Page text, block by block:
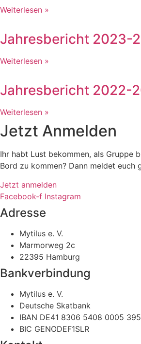
Weiterlesen »
Jahresbericht 2023-
Weiterlesen »
Jahresbericht 2022-
Weiterlesen »
Jetzt Anmelden
Ihr habt Lust bekommen, als Gruppe
Bord zu kommen? Dann meldet euch
Jetzt anmelden
Facebook-f Instagram
Adresse
Mytilus e. V.
Marmorweg 2c
22395 Hamburg
Bankverbindung
Mytilus e. V.
Deutsche Skatbank
IBAN DE41 8306 5408 0005
BIC GENODEF1SLR